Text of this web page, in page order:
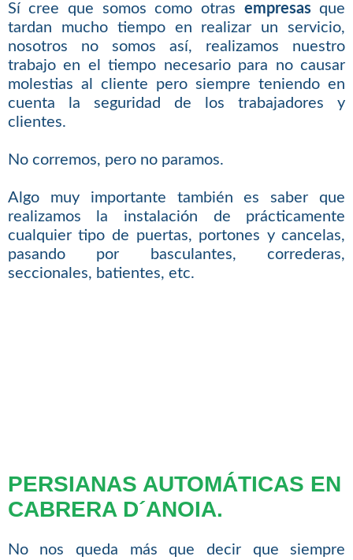
Sí cree que somos como otras empresasque
tardan mucho tiempo en realizar un servicio,
nosotros no somos así, realizamos nuestro
trabajo en el tiempo necesario para no causar
molestias al cliente pero siempre teniendo en
cuenta la seguridad de los trabajadores y
clientes.
No corremos, pero no paramos.
Algo muy importante también es saber que
realizamos la instalación de prácticamente
cualquier tipo de puertas, portones y cancelas,
pasando por basculantes, correderas,
seccionales, batientes, etc.
PERSIANAS AUTOMÁTICAS EN
CABRERA D´ANOIA.
No nos queda más que decir que siempre